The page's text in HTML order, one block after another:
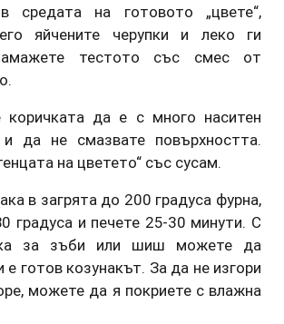
средата на готовото „цвете“,
яйчените черупки и леко ги
тестото със смес от
коричката да е с много наситен
да не смазвате повърхността.
на цветето“ със сусам.
в загрята до 200 градуса фурна,
градуса и печете 25-30 минути. С
за зъби или шиш можете да
е готов козунакът. За да не изгори
можете да я покриете с влажна